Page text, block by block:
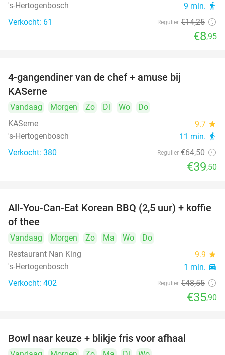
's-Hertogenbosch 9 min. directions_walk
Verkocht: 61 Regulier €14,25
€8,95
4-gangendiner van de chef + amuse bij
KASerne
Vandaag Morgen Zo Di Wo
Do
KASerne
9.7 star
's-Hertogenbosch 11 min. directions_walk
Verkocht: 380 Regulier €64,50
€39,50
26%
All-You-Can-Eat Korean BBQ (2,5 uur) + koffie
of thee
Vandaag Morgen Zo Ma Wo
Do
Restaurant Nan King
9.9 star
's-Hertogenbosch 1 min. directions_car
Verkocht: 402 Regulier €48,55
€35,90
Bowl naar keuze + blikje fris voor afhaal